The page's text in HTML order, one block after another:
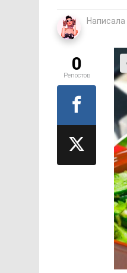
Написала
0
Репостов